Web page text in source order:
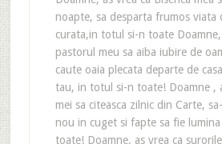
noapte, sa desparta frumos viata
curata,in totul si-n toate Doamne,
pastorul meu sa aiba iubire de
caute oaia plecata departe de
tau, in totul si-n toate! Doamne ,
mei sa citeasca zilnic din Carte,
nou in cuget si fapte sa fie
toate! Doamne, as vrea ca